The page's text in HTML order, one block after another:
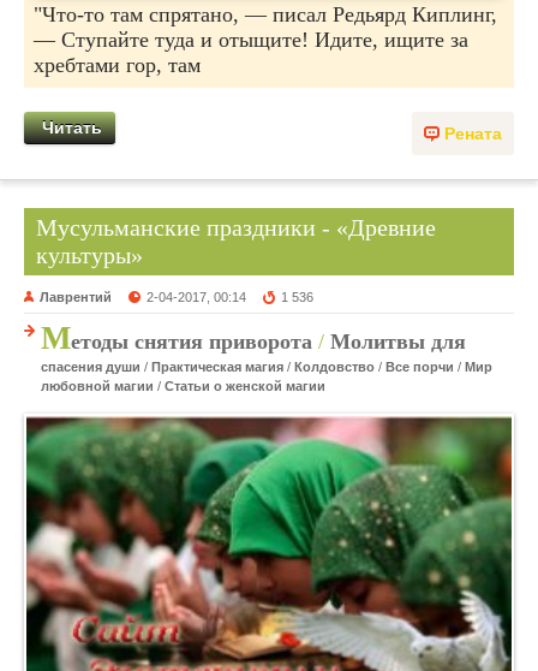
"Что-то там спрятано, — писал Редьярд Киплинг,
— Ступайте туда и отыщите! Идите, ищите за
хребтами гор, там
Рената
Читать
Мусульманские праздники - «Древние
культуры»
Лаврентий 2-04-2017, 00:14 1 536
Методы снятия приворота / Молитвы для
спасения души / Практическая магия / Колдовство / Все порчи / Мир
любовной магии / Статьи о женской магии